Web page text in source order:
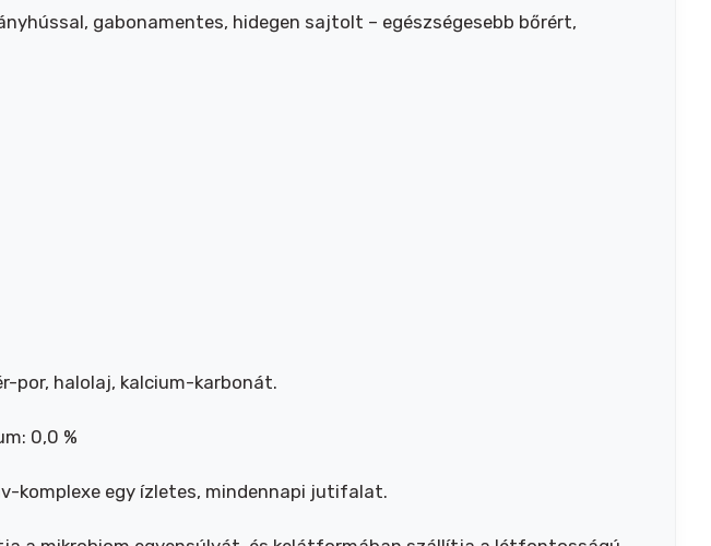
gabonamentes, hidegen sajtolt – egészségesebb bőrért,
por, halolaj, kalcium-karbonát.
0,0 %
komplexe egy ízletes, mindennapi jutifalat.